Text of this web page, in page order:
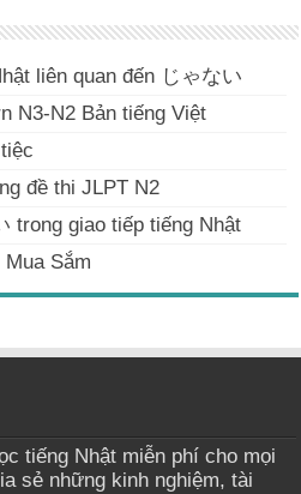
liên quan đến じゃない
N3-N2 Bản tiếng Việt
đề thi JLPT N2
trong giao tiếp tiếng Nhật
Sắm
tiếng Nhật miễn phí cho mọi
sẻ những kinh nghiệm, tài